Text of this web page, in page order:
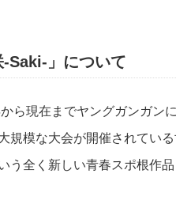
-Saki-」について
ら現在までヤングガンガン
規模な大会が開催されてい
う全く新しい青春スポ根作